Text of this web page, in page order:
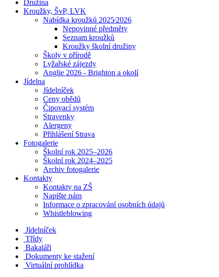
Družina
Kroužky, ŠvP, LVK
Nabídka kroužků 2025⁄2026
Nepovinné předměty
Seznam kroužků
Kroužky školní družiny
Školy v přírodě
Lyžařské zájezdy
Anglie 2026 - Brighton a okolí
Jídelna
Jídelníček
Ceny obědů
Čipovací systém
Stravenky
Alergeny
Přihlášení Strava
Fotogalerie
Školní rok 2025–2026
Školní rok 2024–2025
Archiv fotogalerie
Kontakty
Kontakty na ZŠ
Napište nám
Informace o zpracování osobních údajů
Whistleblowing
Jídelníček
Třídy
Bakaláři
Dokumenty ke stažení
Virtuální prohlídka